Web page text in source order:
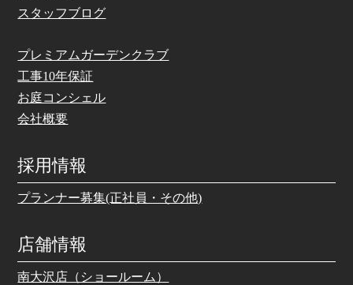
スタッフブログ
プレミアムガーデンクラブ
工事10年保証
お庭コンシェル
会社概要
採用情報
プランナー募集(正社員・その他)
店舗情報
南大沢店（ショールーム）